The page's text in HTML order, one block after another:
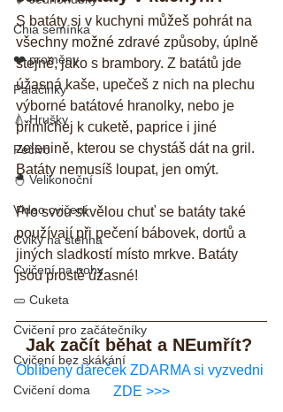
Chia semínka
❤️ proměny
Palačinky
🍐 Hrušky
Pečivo
🐣 Velikonoční
Video cvičení
Cviky na stehna
Cvičení na nohy
🥒 Cuketa
Cvičení pro začátečníky
Cvičení bez skákání
Cvičení doma
S batáty si v kuchyni můžeš pohrát na
všechny možné zdravé způsoby, úplně
stejně, jako s brambory. Z batátů jde
úžasná kaše, upečeš z nich na plechu
výborné batátové hranolky, nebo je
přimíchej k cuketě, paprice i jiné
zelenině, kterou se chystáš dát na gril.
Batáty nemusíš loupat, jen omýt.
Pro svou skvělou chuť se batáty také
používají při pečení bábovek, dortů a
jiných sladkostí místo mrkve. Batáty
jsou prostě úžasné!
Jak začít běhat a NEumřít?
Oblíbený dáreček ZDARMA si vyzvedni
ZDE >>>